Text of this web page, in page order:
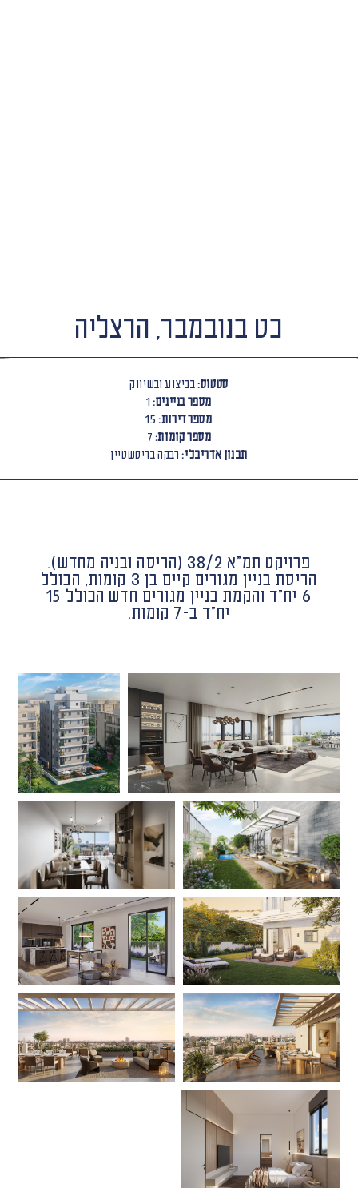
כט בנובמבר, הרצליה
סטטוס:בביצוע ובשיווק
מספר בניינים:1
מספר דירות:15
מספר קומות:7
תכנון אדריכלי:רבקה בריטשטיין
פרויקט תמ"א 38/2 (הריסה ובניה מחדש).
הריסת בניין מגורים קיים בן 3 קומות, הכולל
6 יח"ד והקמת בניין מגורים חדש הכולל 15
יח"ד ב-7 קומות.